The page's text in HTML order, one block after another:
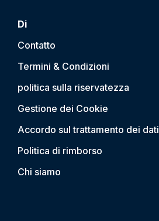
Di
Contatto
Termini & Condizioni
politica sulla riservatezza
Gestione dei Cookie
Accordo sul trattamento dei dati
Politica di rimborso
Chi siamo